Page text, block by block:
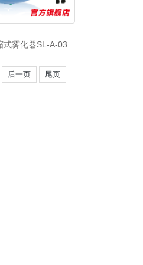
式雾化器SL-A-03
后一页 尾页